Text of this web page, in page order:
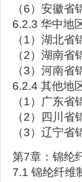
（6）安徽
6.2.3 华中地
（1）湖北
（2）湖南
（3）河南
6.2.4 其他地
（1）广东
（2）四川
（3）辽宁
第7章：锦纶
7.1 锦纶纤维